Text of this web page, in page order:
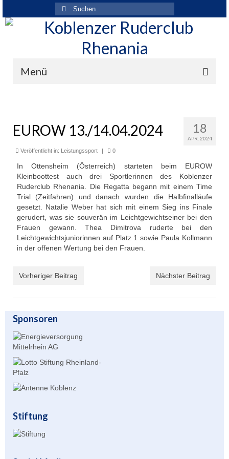
Suchen
nach:
Menü
Rhenania News
Mitgliedschaft
Historie
Vereinskleidung
Unser Angebot
Allgemeiner Ruderbetrieb/ Wanderrudern
Herzsport
Volleyball
Unser Bootshaus
Bootshaus Galerie
18
APR. 2024
EUROW 13./14.04.2024
Veröffentlicht in: Leistungssport | 0
In Ottensheim (Österreich) starteten beim EUROW
Kleinboottest auch drei Sportlerinnen des Koblenzer
Ruderclub Rhenania. Die Regatta begann mit einem Time
Trial (Zeitfahren) und danach wurden die Halbfinalläufe
gesetzt. Natalie Weber hat sich mit einem Sieg ins Finale
gerudert, was sie souverän im Leichtgewichtseiner bei den
Frauen gewann. Thea Dimitrova ruderte bei den
Leichtgewichtsjuniorinnen auf Platz 1 sowie Paula Kollmann
in der offenen Wertung bei den Frauen.
Vorheriger Beitrag Nächster Beitrag
Sponsoren
Stiftung